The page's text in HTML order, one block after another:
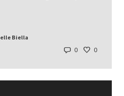
Biella
0 0